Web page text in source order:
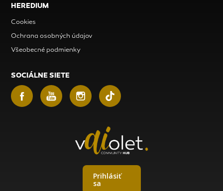
HEREDIUM
Cookies
Ochrana osobných údajov
Všeobecné podmienky
SOCIÁLNE SIETE
Prihlásiť
sa